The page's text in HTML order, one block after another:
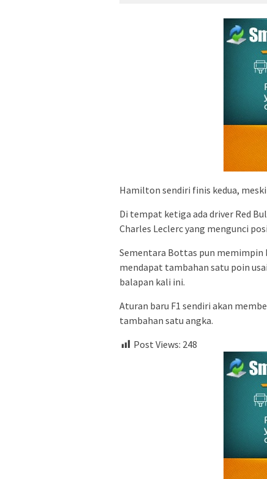
Hamilton sendiri finis kedua,
Di tempat ketiga ada driver Red
Charles Leclerc yang mengunci
Sementara Bottas pun memimpin
mendapat tambahan satu poin
balapan kali ini.
Aturan baru F1 sendiri akan
tambahan satu angka.
Post Views: 248